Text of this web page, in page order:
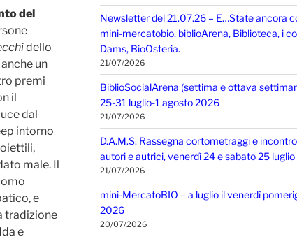
del
dello
un
premi
il
dal
intorno
male. Il
e
tradizione
e
Newsletter del 21.07.26 – E…State ancora
mini-mercatobio, biblioArena, Biblioteca, i
Dams, BioOsteria.
21/07/2026
BiblioSocialArena (settima e ottava
25-31 luglio-1 agosto 2026
21/07/2026
D.A.M.S. Rassegna cortometraggi e
autori e autrici, venerdì 24 e sabato 25
21/07/2026
mini-MercatoBIO – a luglio il venerdì
2026
20/07/2026